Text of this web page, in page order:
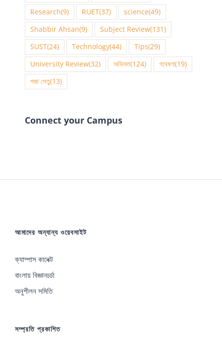
Research(9) RUET(37) science(49)
Shabbir Ahsan(9) Subject Review(131)
SUST(24) Technology(44) Tips(29)
University Review(32) অভিমত(124) গবেষণা(19)
পদ্মা সেতু(13)
Connect your Campus
আমাদের অন্যান্য ওয়েবসাইট
ক্যাম্পাস কানেক্ট
বাংলায় বিজ্ঞানচর্চা
অনুশীলন সমিতি
সম্প্রতি প্রকাশিত